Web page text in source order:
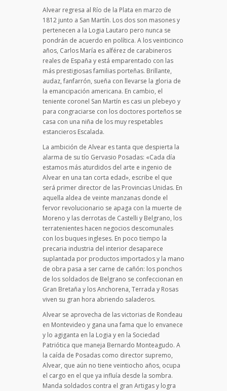
Alvear regresa al Río de la Plata en marzo de
1812 junto a San Martín. Los dos son masones y
pertenecen a la Logia Lautaro pero nunca se
pondrán de acuerdo en política. A los veinticinco
años, Carlos María es alférez de carabineros
reales de España y está emparentado con las
más prestigiosas familias porteñas. Brillante,
audaz, fanfa­rrón, sueña con llevarse la gloria de
la emancipación americana. En cambio, el
teniente coronel San Martín es casi un plebeyo y
para congraciarse con los doctores porteños se
casa con una niña de los muy respetables
estancieros Escalada.
La ambición de Alvear es tanta que despierta la
alarma de su tío Gervasio Posadas: «Cada día
estamos más aturdidos del arte e ingenio de
Alvear en una tan corta edad», escribe el que
será primer director de las Provincias Unidas. En
aquella aldea de veinte manzanas donde el
fervor revolucionario se apaga con la muerte de
Moreno y las derrotas de Castelli y Belgrano, los
terra­tenientes hacen negocios descomunales
con los buques ingleses. En poco tiempo la
precaria industria del interior desaparece
suplantada por productos importados y la mano
de obra pasa a ser carne de cañón: los ponchos
de los soldados de Belgrano se confeccionan en
Gran Breta­ña y los Anchorena, Terrada y Rosas
viven su gran hora abriendo saladeros.
Alvear se aprovecha de las victorias de Rondeau
en Montevideo y gana una fama que lo envanece
y lo agiganta en la Logia y en la Sociedad
Patriótica que maneja Bernardo Monteagudo. A
la caída de Posadas como director supremo,
Alvear, que aún no tiene vein­tiocho años, ocupa
el cargo en el que ya influía desde la sombra.
Manda soldados contra el gran Artigas y logra